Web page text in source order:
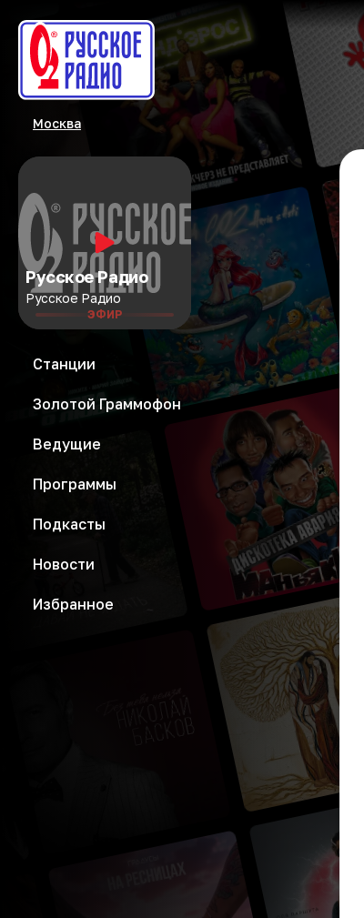
Москва
Русское Радио
Русское Радио
ЭФИР
Станции
Золотой Граммофон
Ведущие
Программы
Подкасты
Новости
Избранное